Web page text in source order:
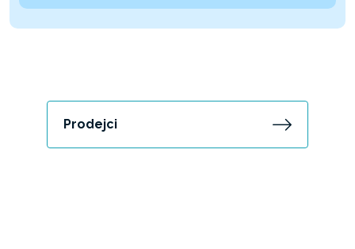
Prodejci